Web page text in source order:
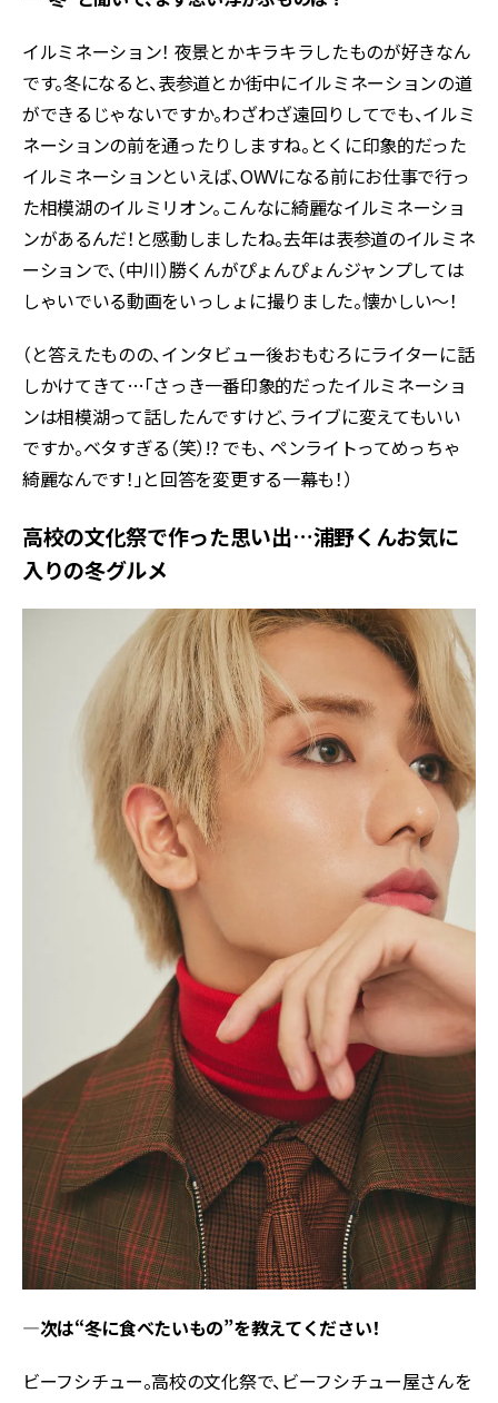
イルミネーション！ 夜景とかキラキラしたものが好きなん
です。冬になると、表参道とか街中にイルミネーションの道
ができるじゃないですか。わざわざ遠回りしてでも、イルミ
ネーションの前を通ったりしますね。とくに印象的だった
イルミネーションといえば、OWVになる前にお仕事で行っ
た相模湖のイルミリオン。こんなに綺麗なイルミネーショ
ンがあるんだ！と感動しましたね。去年は表参道のイルミネ
ーションで、（中川）勝くんがぴょんぴょんジャンプしては
しゃいでいる動画をいっしょに撮りました。懐かしい〜！
（と答えたものの、インタビュー後おもむろにライターに話
しかけてきて…「さっき一番印象的だったイルミネーショ
ンは相模湖って話したんですけど、ライブに変えてもいい
ですか。ベタすぎる（笑）!? でも、 ペンライトってめっちゃ
綺麗なんです！」と回答を変更する一幕も！）
高校の文化祭で作った思い出…浦野くんお気に
入りの冬グルメ
―次は“冬に食べたいもの”を教えてください！
ビーフシチュー。高校の文化祭で、ビーフシチュー屋さんを